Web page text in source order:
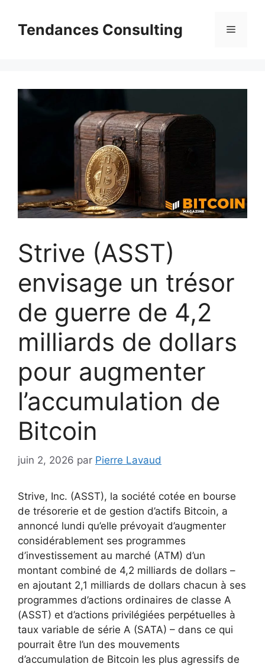
contenuTendances Consulting Menu
Strive (ASST)
envisage un trésor
de guerre de 4,2
milliards de dollars
pour augmenter
l’accumulation de
Bitcoin
juin 2, 2026 par Pierre Lavaud
Strive, Inc. (ASST), la société cotée en bourse
de trésorerie et de gestion d’actifs Bitcoin, a
annoncé lundi qu’elle prévoyait d’augmenter
considérablement ses programmes
d’investissement au marché (ATM) d’un
montant combiné de 4,2 milliards de dollars –
en ajoutant 2,1 milliards de dollars chacun à ses
programmes d’actions ordinaires de classe A
(ASST) et d’actions privilégiées perpétuelles à
taux variable de série A (SATA) – dans ce qui
pourrait être l’un des mouvements
d’accumulation de Bitcoin les plus agressifs de